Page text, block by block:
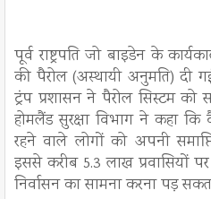
पूर्व राष्ट्रपति जो बाइडेन के
की पैरोल (अस्थायी अनुमति) दी
ट्रंप प्रशासन ने पैरोल सिस्टम को
होमलैंड सुरक्षा विभाग ने कहा
रहने वाले लोगों को अपनी
इससे करीब 5.3 लाख प्रवासियों
निर्वासन का सामना करना पड़